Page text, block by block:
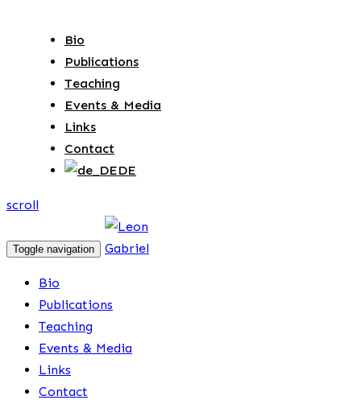
Bio
Publications
Teaching
Events & Media
Links
Contact
DE
scroll
Toggle navigation
Bio
Publications
Teaching
Events & Media
Links
Contact